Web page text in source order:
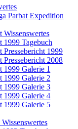
Parbat Expedition
Wissenswertes
1999 Tagebuch
Pressebericht 1999
Pressebericht 2008
1999 Galerie 1
1999 Galerie 2
1999 Galerie 3
1999 Galerie 4
1999 Galerie 5